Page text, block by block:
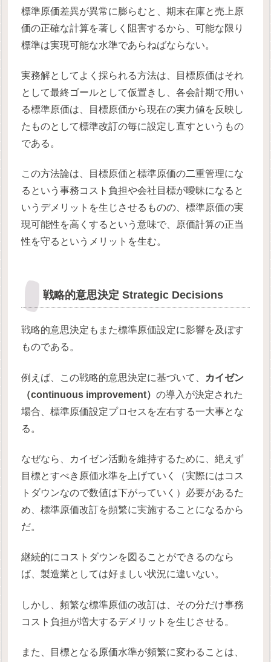
標準原価差異が異常に膨らむと、期末在庫と売上原
価の正確な計算を著しく阻害するから、可能な限り
標準は実現可能な水準であらねばならない。
実務解としてよく採られる方法は、目標原価はそれ
として最終ゴールとして仮置きし、各会計期で用い
る標準原価は、目標原価から現在の実力値を反映し
たものとして標準改訂の毎に設定し直すというもの
である。
この方法論は、目標原価と標準原価の二重管理にな
るという事務コスト負担や会社目標が曖昧になると
いうデメリットを生じさせるものの、標準原価の実
現可能性を高くするという意味で、原価計算の正当
性を守るというメリットを生む。
戦略的意思決定 Strategic Decisions
戦略的意思決定もまた標準原価設定に影響を及ぼす
ものである。
例えば、この戦略的意思決定に基づいて、
カイゼン
（continuous improvement）の導入が決定された
場合、標準原価設定プロセスを左右する一大事とな
る。
なぜなら、カイゼン活動を維持するために、絶えず
目標とすべき原価水準を上げていく（実際にはコス
トダウンなので数値は下がっていく）必要があるた
め、標準原価改訂を頻繁に実施することになるから
だ。
継続的にコストダウンを図ることができるのなら
ば、製造業としては好ましい状況に違いない。
しかし、頻繁な標準原価の改訂は、その分だけ事務
コスト負担が増大するデメリットを生じさせる。
また、目標となる原価水準が頻繁に変わることは、